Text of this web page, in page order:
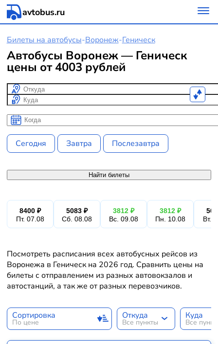
avtobus.ru
Билеты на автобусы-Воронеж-Геническ
Автобусы Воронеж — Геническ
цены от 4003 рублей
Откуда
Куда
Когда
Когда
Сегодня Завтра Послезавтра
Найти билеты
8400 ₽
Пт. 07.08
5083 ₽
Сб. 08.08
3812 ₽
Вс. 09.08
3812 ₽
Пн. 10.08
Вт.
Посмотреть расписания всех автобусных рейсов из
Воронежа в Геническ на 2026 год. Сравнить цены на
билеты с отправлением из разных автовокзалов и
автостанций, а так же от разных перевозчиков.
Сортировка
По цене
Откуда
Все пункты
Куда
Все